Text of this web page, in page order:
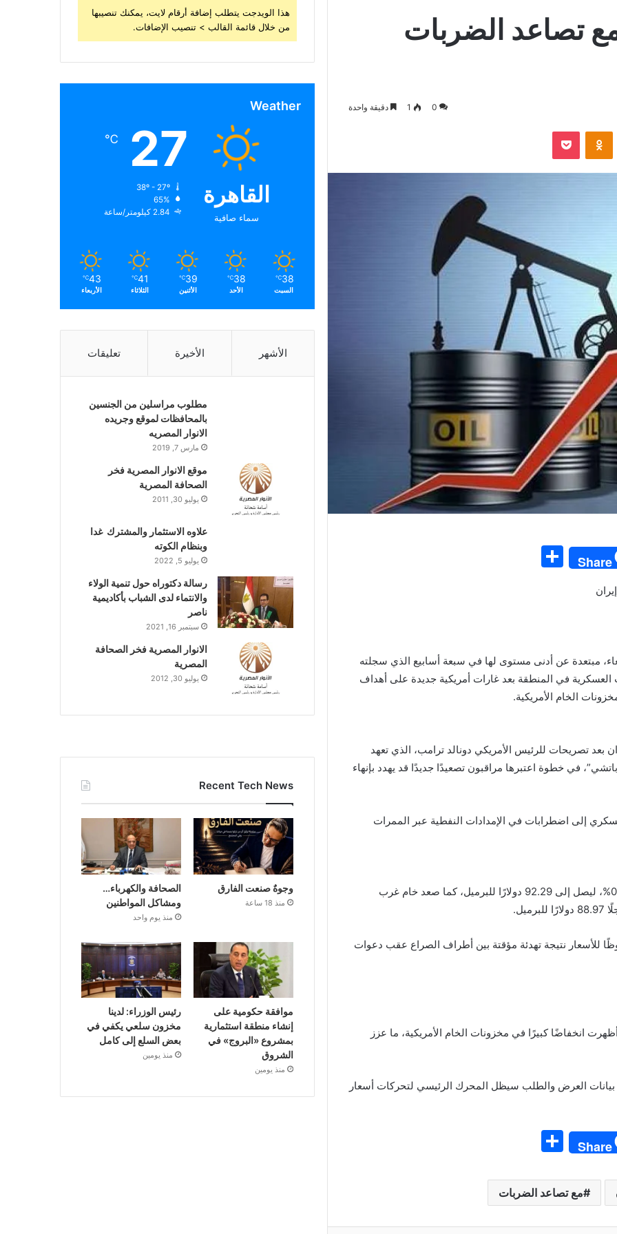
تصاعد الضربات
0
1 دقيقة واحدة
Odnoklassniki
بوكيت
Share
اليوم الأربعاء، مبتعدة عن أدنى مستوى لها في سبعة أسابيع الذي سجلته
العسكرية في المنطقة بعد غارات أمريكية جديدة على أهداف
الخام الأمريكية.
بعد تصريحات للرئيس الأمريكي دونالد ترامب، الذي تعهد
في خطوة اعتبرها مراقبون تصعيدًا جديدًا قد يهدد بإنهاء
إلى اضطرابات في الإمدادات النفطية عبر الممرات
وسجل خام برنت ارتفاعًا قدره 83 سنتًا، أو ما يعادل 0.9%، ليصل إلى 92.29 دولارًا للبرميل، كما صعد خام غرب
للأسعار نتيجة تهدئة مؤقتة بين أطراف الصراع عقب دعوات
انخفاضًا كبيرًا في مخزونات الخام الأمريكية، ما عزز
العرض والطلب سيظل المحرك الرئيسي لتحركات أسعار
Share
ar
e
مع تصاعد الضربات
هذا الويدجت يتطلب إضافة أرقام لايت، يمكنك تنصيبها
من خلال قائمة القالب > تنصيب الإضافات.
Weather
القاهرة
سماء صافية
27
℃
65%
2.84 كيلومتر/ساعة
38
℃
السبت
38
℃
الأحد
39
℃
الأثنين
41
℃
الثلاثاء
43
℃
الأربعاء
الأشهر الأخيرة تعليقات
مطلوب مراسلين من الجنسين
بالمحافظات لموقع وجريده
الانوار المصريه
مارس 7, 2019
موقع الانوار المصرية فخر
الصحافة المصرية
يوليو 30, 2011
علاوه الاستثمار والمشترك غدا
وبنظام الكوته
يوليو 5, 2022
رسالة دكتوراه حول تنمية الولاء
والانتماء لدى الشباب بأكاديمية
ناصر
سبتمبر 16, 2021
الانوار المصرية فخر الصحافة
المصرية
يوليو 30, 2012
Recent Tech News
وجوهٌ صنعت الفارق
منذ 18 ساعة
الصحافة والكهرباء…
ومشاكل المواطنين
منذ يوم واحد
موافقة حكومية على
إنشاء منطقة استثمارية
بمشروع «البروج» في
الشروق
منذ يومين
رئيس الوزراء: لدينا
مخزون سلعي يكفي في
بعض السلع إلى كامل
منذ يومين